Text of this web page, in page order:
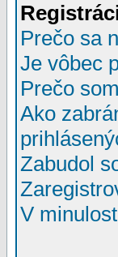
Prečo sa
Je vôbec
Prečo
Ako
Zabudol
V